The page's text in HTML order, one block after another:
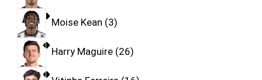
Moise Kean 3
Harry Maguire 26